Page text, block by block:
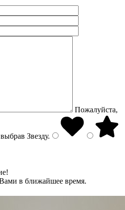
Пожалуйста,
Звезду.
в ближайшее время.